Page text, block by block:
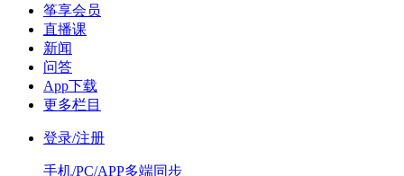
筝享会员
直播课
新闻
问答
App下载
更多栏目
登录/注册
手机/PC/APP多端同步